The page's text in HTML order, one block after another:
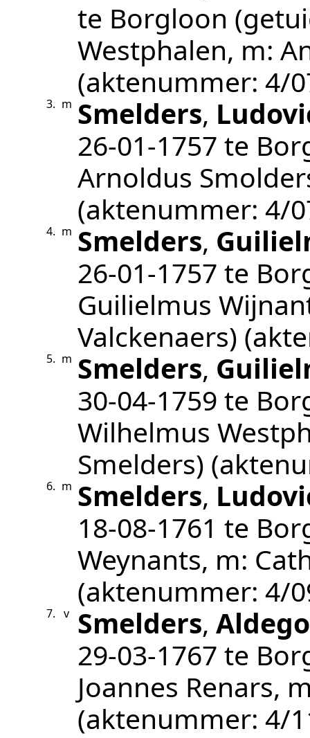
te Borgloon
Westphalen, m:
(aktenummer: 4/
3. m Smelders,
26‑01‑1757 te
Arnoldus
(aktenummer: 4/
4. m Smelders,
26‑01‑1757 te
Guilielmus
Valckenaers)
5. m Smelders,
30‑04‑1759 te
Wilhelmus
Smelders)
6. m Smelders,
18‑08‑1761 te
Weynants, m:
(aktenummer: 4/
7. v Smelders,
29‑03‑1767 te
Joannes Renars,
(aktenummer: 4/